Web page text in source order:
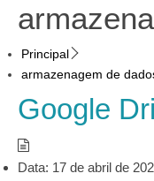
Principal
armazenagem de
Google
Data: 17 de abril de